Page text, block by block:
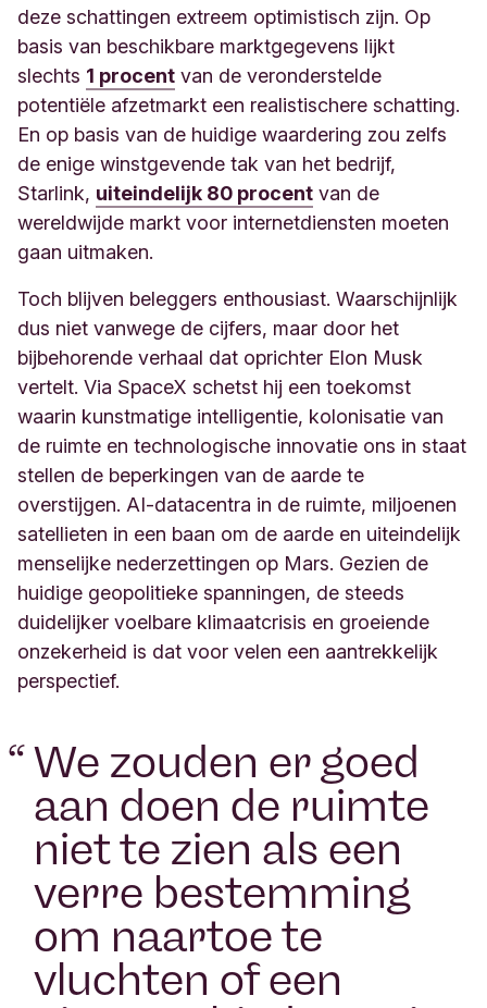
deze schattingen extreem optimistisch zijn. Op
basis van beschikbare marktgegevens lijkt
slechts 1 procent van de veronderstelde
potentiële afzetmarkt een realistischere schatting.
En op basis van de huidige waardering zou zelfs
de enige winstgevende tak van het bedrijf,
Starlink, uiteindelijk 80 procent van de
wereldwijde markt voor internetdiensten moeten
gaan uitmaken.
Toch blijven beleggers enthousiast. Waarschijnlijk
dus niet vanwege de cijfers, maar door het
bijbehorende verhaal dat oprichter Elon Musk
vertelt. Via SpaceX schetst hij een toekomst
waarin kunstmatige intelligentie, kolonisatie van
de ruimte en technologische innovatie ons in staat
stellen de beperkingen van de aarde te
overstijgen. AI-datacentra in de ruimte, miljoenen
satellieten in een baan om de aarde en uiteindelijk
menselijke nederzettingen op Mars. Gezien de
huidige geopolitieke spanningen, de steeds
duidelijker voelbare klimaatcrisis en groeiende
onzekerheid is dat voor velen een aantrekkelijk
perspectief.
“We zouden er goed
aan doen de ruimte
niet te zien als een
verre bestemming
om naartoe te
vluchten of een